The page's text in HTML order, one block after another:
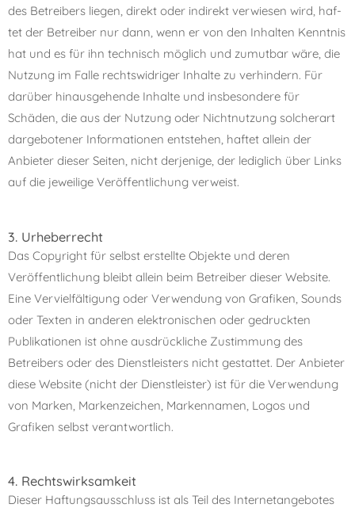
des Betreibers lie­gen, direkt oder indi­rekt ver­wie­sen wird, haf­
tet der Betreiber nur dann, wenn er von den Inhalten Kenntnis
hat und es für ihn tech­nisch mög­lich und zumut­bar wäre, die
Nutzung im Falle rechts­wid­ri­ger Inhalte zu ver­hin­dern. Für
dar­über hin­aus­ge­hende Inhalte und ins­be­son­dere für
Schäden, die aus der Nutzung oder Nichtnutzung sol­cher­art
dar­ge­bo­te­ner Informationen ent­ste­hen, haf­tet allein der
Anbieter die­ser Seiten, nicht der­je­nige, der ledig­lich über Links
auf die jewei­lige Veröffentlichung verweist.
3. Urheberrecht
Das Copyright für selbst erstellte Objekte und deren
Veröffentlichung bleibt allein beim Betreiber die­ser Website.
Eine Vervielfältigung oder Verwendung von Grafiken, Sounds
oder Texten in ande­ren elek­tro­ni­schen oder gedruck­ten
Publikationen ist ohne aus­drück­li­che Zustimmung des
Betreibers oder des Dienstleisters nicht gestat­tet. Der Anbieter
diese Website (nicht der Dienstleister) ist für die Verwendung
von Marken, Markenzeichen, Markennamen, Logos und
Grafiken selbst verantwortlich.
4. Rechtswirksamkeit
Dieser Haftungsausschluss ist als Teil des Internetangebotes